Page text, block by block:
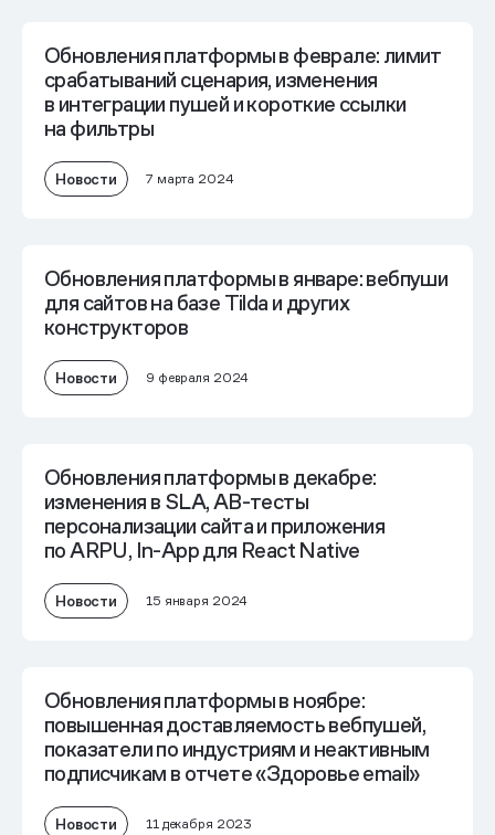
Обновления платформы в феврале: лимит
срабатываний сценария, изменения
в интеграции пушей и короткие ссылки
на фильтры
Новости 7 марта 2024
Обновления платформы в январе: вебпуши
для сайтов на базе Tilda и других
конструкторов
Новости 9 февраля 2024
Обновления платформы в декабре:
изменения в SLA, AB-тесты
персонализации сайта и приложения
по ARPU, In-App для React Native
Новости 15 января 2024
Обновления платформы в ноябре:
повышенная доставляемость вебпушей,
показатели по индустриям и неактивным
подписчикам в отчете «Здоровье email»
Новости 11 декабря 2023